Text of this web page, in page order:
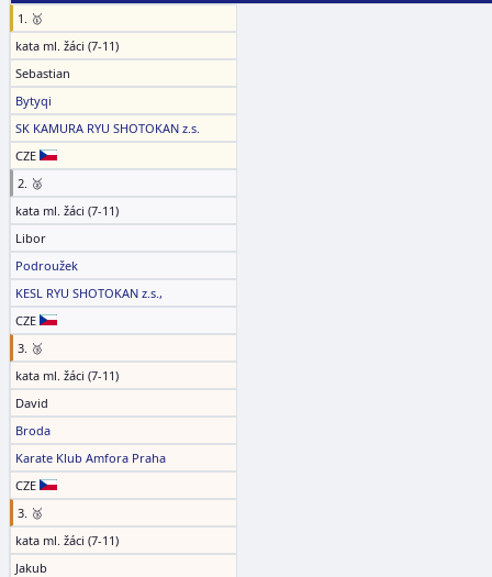
1. 🥇
kata ml. žáci (7-11)
Sebastian
Bytyqi
SK KAMURA RYU SHOTOKAN z.s.
CZE
2. 🥈
kata ml. žáci (7-11)
Libor
Podroužek
KESL RYU SHOTOKAN z.s.,
CZE
3. 🥉
kata ml. žáci (7-11)
David
Broda
Karate Klub Amfora Praha
CZE
3. 🥉
kata ml. žáci (7-11)
Jakub